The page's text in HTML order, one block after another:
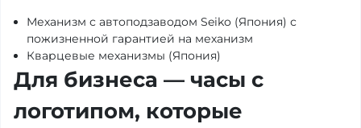
Механизм с автоподзаводом Seiko (Япония) с
пожизненной гарантией на механизм
Кварцевые механизмы (Япония)
Для бизнеса — часы с
логотипом, которые